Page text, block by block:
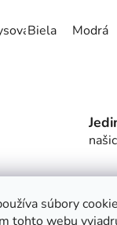
súbory
tohto webu
zelená
Biela Modrá